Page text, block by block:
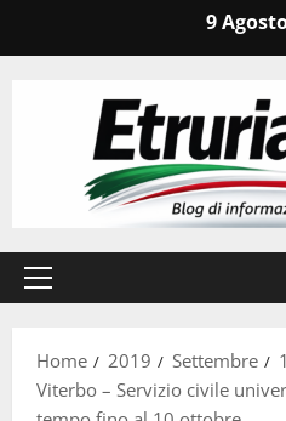
9
Menu
Home
2019 Settembre
Viterbo – Servizio civile